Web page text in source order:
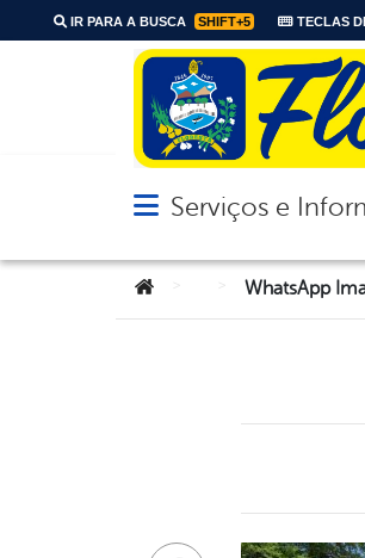
IR PARA A BUSCA SHIFT+5 TECLAS
Abrir menu principal de
Serviços e
Você está aqui:WhatsApp